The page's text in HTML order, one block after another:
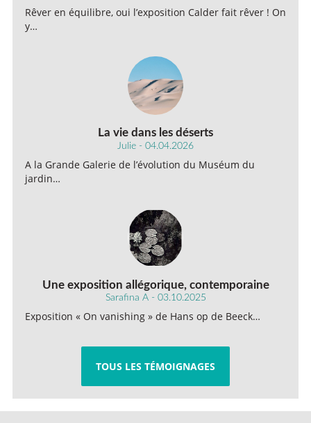
Rêver en équilibre, oui l’exposition Calder fait rêver ! On
y…
La vie dans les déserts
Julie - 04.04.2026
A la Grande Galerie de l’évolution du Muséum du
jardin…
Une exposition allégorique, contemporaine
Sarafina A - 03.10.2025
Exposition « On vanishing » de Hans op de Beeck…
TOUS LES TÉMOIGNAGES